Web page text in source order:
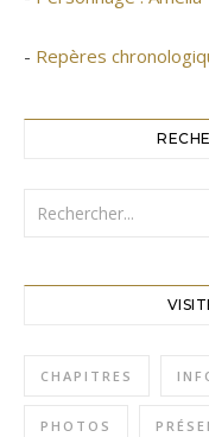
- Repères
CHAPITRES
PHOTOS